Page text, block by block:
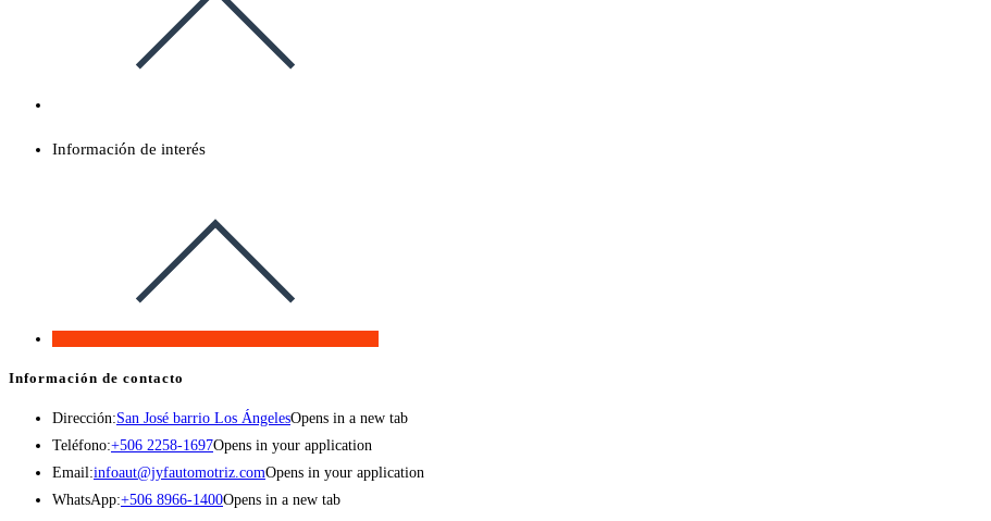
Información de interés
Información de contacto
Dirección:San José barrio Los ÁngelesOpens in a new tab
Teléfono:+506 2258-1697Opens in your application
Email:infoaut@jyfautomotriz.comOpens in your application
WhatsApp:+506 8966-1400Opens in a new tab